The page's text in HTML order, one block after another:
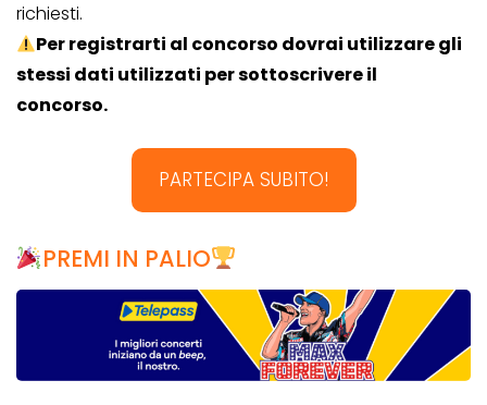
richiesti.
Per registrarti al concorso dovrai utilizzare gli
stessi dati utilizzati per sottoscrivere il
concorso.
PARTECIPA SUBITO!
PREMI IN PALIO